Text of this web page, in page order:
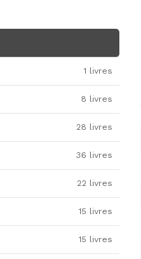
1 livres
8 livres
28 livres
36 livres
22 livres
15 livres
15 livres